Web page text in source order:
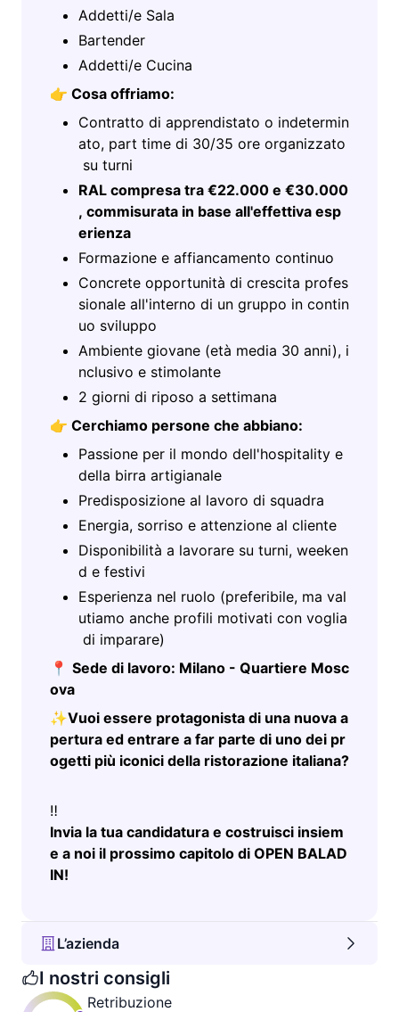
Addetti/e Sala
Bartender
Addetti/e Cucina
👉 Cosa offriamo:
Contratto di apprendistato o indetermin
ato, part time di 30/35 ore organizzato
su turni
RAL compresa tra €22.000 e €30.000
, commisurata in base all'effettiva esp
erienza
Formazione e affiancamento continuo
Concrete opportunità di crescita profes
sionale all'interno di un gruppo in contin
uo sviluppo
Ambiente giovane (età media 30 anni), i
nclusivo e stimolante
2 giorni di riposo a settimana
👉 Cerchiamo persone che abbiano:
Passione per il mondo dell'hospitality e
della birra artigianale
Predisposizione al lavoro di squadra
Energia, sorriso e attenzione al cliente
Disponibilità a lavorare su turni, weeken
d e festivi
Esperienza nel ruolo (preferibile, ma val
utiamo anche profili motivati con voglia
di imparare)
📍 Sede di lavoro: Milano - Quartiere Mosc
ova
✨Vuoi essere protagonista di una nuova a
pertura ed entrare a far parte di uno dei pr
ogetti più iconici della ristorazione italiana?
‼️
Invia la tua candidatura e costruisci insiem
e a noi il prossimo capitolo di OPEN BALAD
IN!
L’azienda
I nostri consigli
Retribuzione